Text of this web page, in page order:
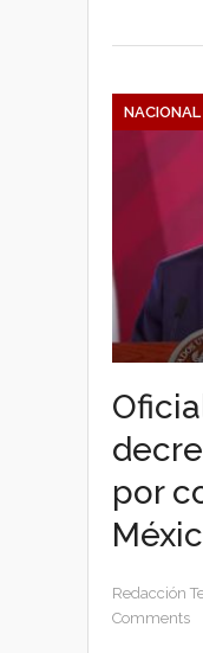
NACIONAL
por
Redacción
Comments